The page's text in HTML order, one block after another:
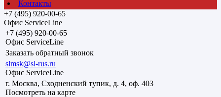
Контакты
+7 (495) 920-00-65
Офис ServiceLine
+7 (495) 920-00-65
Офис ServiceLine
Заказать обратный звонок
slmsk@sl-rus.ru
Офис ServiceLine
г. Москва, Сходненский тупик, д. 4, оф. 403
Посмотреть на карте